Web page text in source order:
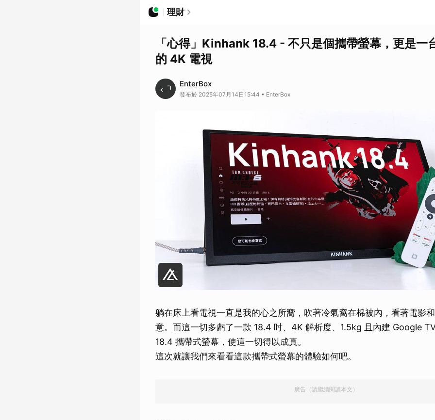
理財
「心得」Kinhank 18.4 - 不只是個攜帶螢幕，更是一
的 4K 電視
EnterBox
發布於 2025年07月14日15:44 • EnterBox
躺在床上看電視一直是我的心之所嚮，吹著冷氣窩在棉被內，看著電影
意。而這一切多虧了一款 18.4 吋、4K 解析度、1.5kg 且內建 Google
18.4 攜帶式螢幕，使這一切得以成真。
這次就讓我們來看看這款攜帶式螢幕的體驗如何吧。
廣告（請繼續閱讀本文）